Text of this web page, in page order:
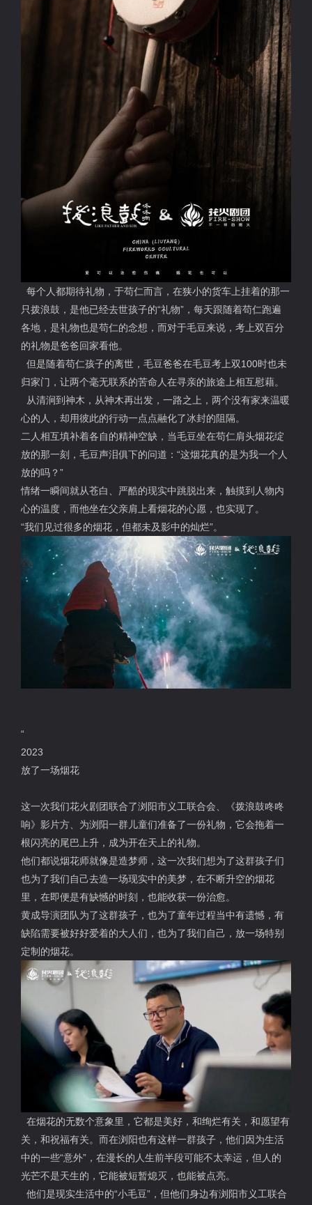
每个人都期待礼物，于苟仁而言，在狭小的货车上挂着的那一
只拨浪鼓，是他已经去世孩子的“礼物”，每天跟随着苟仁跑遍
各地，是礼物也是苟仁的念想，而对于毛豆来说，考上双百分
的礼物是爸爸回家看他。
但是随着苟仁孩子的离世，毛豆爸爸在毛豆考上双100时也未
归家门，让两个毫无联系的苦命人在寻亲的旅途上相互慰藉。
从清涧到神木，从神木再出发，一路之上，两个没有家来温暖
心的人，却用彼此的行动一点点融化了冰封的阻隔。
二人相互填补着各自的精神空缺，当毛豆坐在苟仁肩头烟花绽
放的那一刻，毛豆声泪俱下的问道：“这烟花真的是为我一个人
放的吗？”
情绪一瞬间就从苍白、严酷的现实中跳脱出来，触摸到人物内
心的温度，而他坐在父亲肩上看烟花的心愿，也实现了。
“我们见过很多的烟花，但都未及影中的灿烂”。
“
2023
放了一场烟花
这一次我们花火剧团联合了浏阳市义工联合会、《拨浪鼓咚咚
响》影片方、为浏阳一群儿童们准备了一份礼物，它会拖着一
根闪亮的尾巴上升，成为开在天上的礼物。
他们都说烟花师就像是造梦师，这一次我们想为了这群孩子们
也为了我们自己去造一场现实中的美梦，在不断升空的烟花
里，在即便是有缺憾的时刻，也能收获一份治愈。
黄成导演团队为了这群孩子，也为了童年过程当中有遗憾，有
缺陷需要被好好爱着的大人们，也为了我们自己，放一场特别
定制的烟花。
在烟花的无数个意象里，它都是美好，和绚烂有关，和愿望有
关，和祝福有关。而在浏阳也有这样一群孩子，他们因为生活
中的一些“意外”，在漫长的人生前半段可能不太幸运，但人的
光芒不是天生的，它能被短暂熄灭，也能被点亮。
他们是现实生活中的“小毛豆”，但他们身边有浏阳市义工联合